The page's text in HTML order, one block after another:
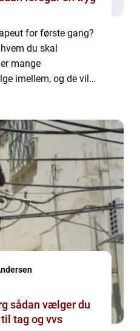
for første gang?
du skal
mange
imellem, og de vil
tag og vvs